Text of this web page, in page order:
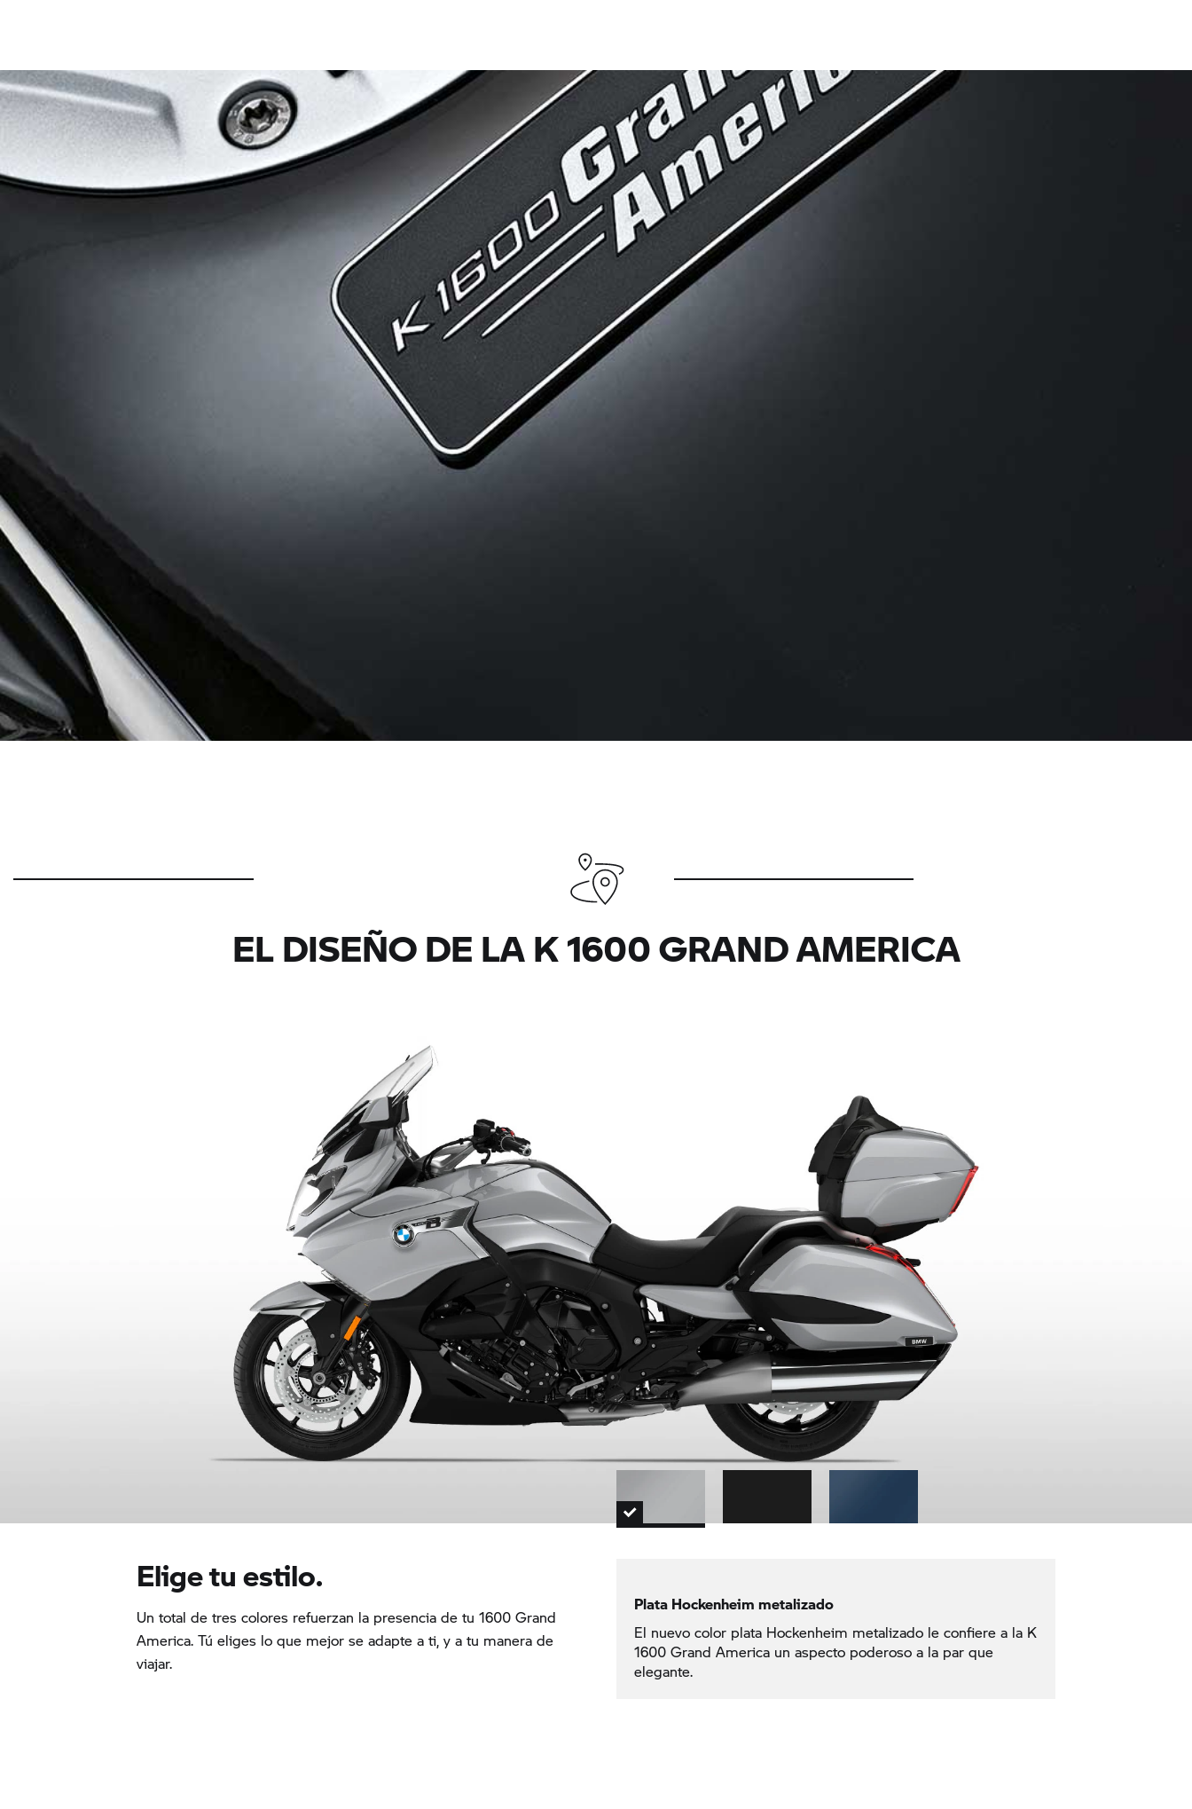
EL DISEÑO DE LA K 1600 GRAND AMERICA
Elige tu estilo.
Un total de tres colores refuerzan la presencia de tu 1600 Grand
America. Tú eliges lo que mejor se adapte a ti, y a tu manera de
viajar.
Plata Hockenheim metalizado
El nuevo color plata Hockenheim metalizado le confiere a la K
1600 Grand America un aspecto poderoso a la par que
elegante.